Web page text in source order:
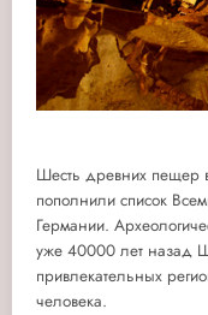
Шесть древних пещер
пополнили список
Германии.
уже 40000 лет назад
привлекательных
человека.